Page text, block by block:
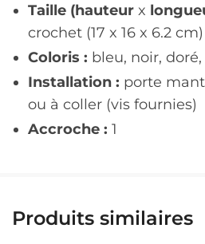
Taille (hauteur x
crochet (17 x 16 x 6.2 cm)
Coloris : bleu, noir,
Installation : porte
ou à coller (vis fournies)
Accroche : 1
Produits similaires